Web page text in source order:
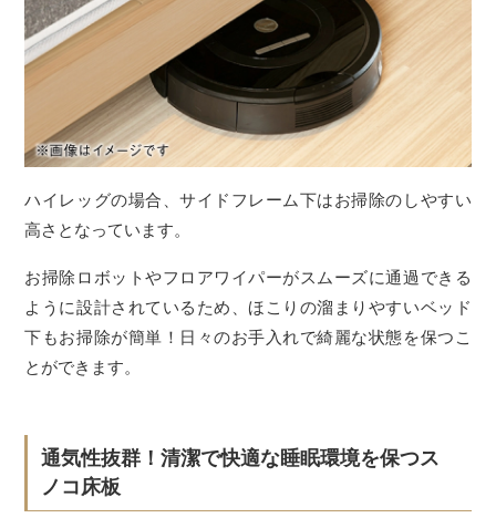
ハイレッグの場合、サイドフレーム下はお掃除のしやすい
高さとなっています。
お掃除ロボットやフロアワイパーがスムーズに通過できる
ように設計されているため、ほこりの溜まりやすいベッド
下もお掃除が簡単！日々のお手入れで綺麗な状態を保つこ
とができます。
通気性抜群！清潔で快適な睡眠環境を保つス
ノコ床板